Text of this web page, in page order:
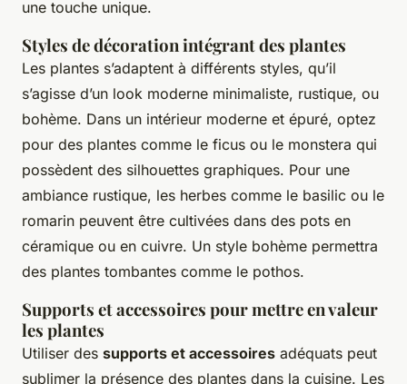
une touche unique.
Styles de décoration intégrant des plantes
Les plantes s’adaptent à différents styles, qu’il
s’agisse d’un look moderne minimaliste, rustique, ou
bohème. Dans un intérieur moderne et épuré, optez
pour des plantes comme le ficus ou le monstera qui
possèdent des silhouettes graphiques. Pour une
ambiance rustique, les herbes comme le basilic ou le
romarin peuvent être cultivées dans des pots en
céramique ou en cuivre. Un style bohème permettra
des plantes tombantes comme le pothos.
Supports et accessoires pour mettre en valeur
les plantes
Utiliser des supports et accessoires adéquats peut
sublimer la présence des plantes dans la cuisine. Les